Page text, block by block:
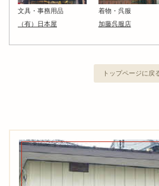
文具・事務用品
（有）日本屋
着物・呉服
加藤呉服店
トップページに戻